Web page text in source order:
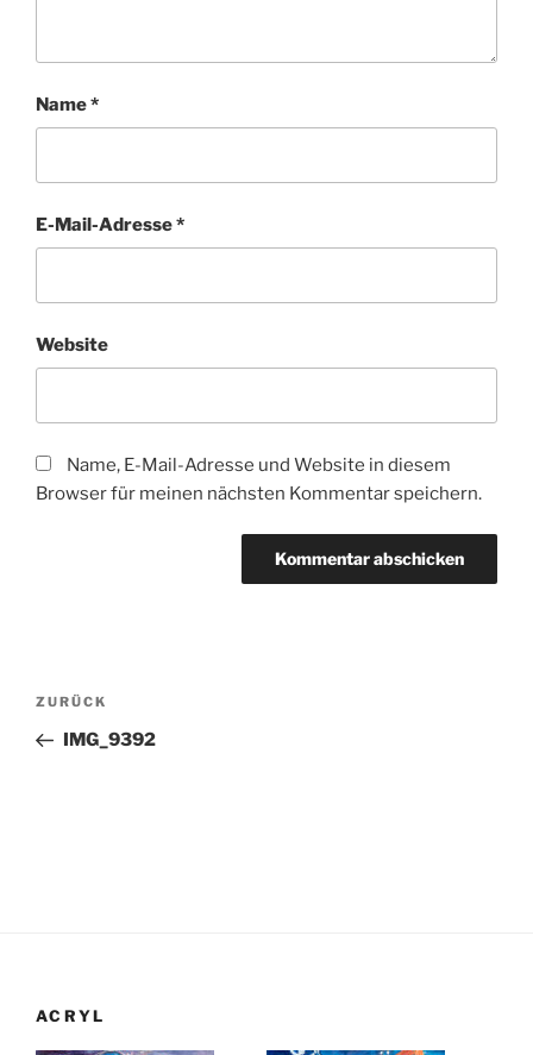
Name*
E-Mail-Adresse*
Website
Name, E-Mail-Adresse und Website in diesem
Browser für meinen nächsten Kommentar speichern.
Beitragsnavigation
Vorheriger
Beitrag
ZURÜCK
IMG_9392
ACRYL